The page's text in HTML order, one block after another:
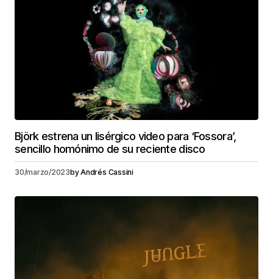
Björk estrena un lisérgico video para ‘Fossora’,
sencillo homónimo de su reciente disco
30/marzo/2023byAndrés Cassini